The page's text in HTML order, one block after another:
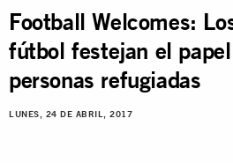
Football Welcomes:
fútbol festejan el
personas refugiadas
LUNES, 24 DE ABRIL, 2017